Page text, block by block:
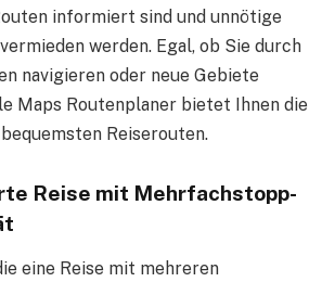
informiert sind und unnötige
werden. Egal, ob Sie durch
navigieren oder neue Gebiete
Maps Routenplaner bietet Ihnen die
Reiserouten.
Reise mit Mehrfachstopp-
eine Reise mit mehreren